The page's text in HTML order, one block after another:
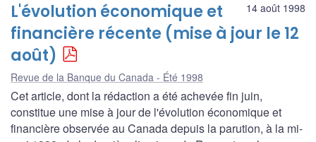
14 août 1998
L'évolution économique et
financière récente (mise à jour le 12
août)
Revue de la Banque du Canada - Été 1998
Cet article, dont la rédaction a été achevée fin juin,
constitue une mise à jour de l'évolution économique et
financière observée au Canada depuis la parution, à la mi-